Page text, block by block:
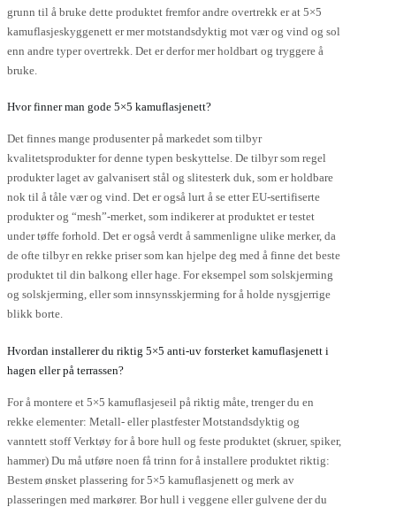
grunn til å bruke dette produktet fremfor andre overtrekk er at 5×5
kamuflasjeskyggenett er mer motstandsdyktig mot vær og vind og sol
enn andre typer overtrekk. Det er derfor mer holdbart og tryggere å
bruke.
Hvor finner man gode 5×5 kamuflasjenett?
Det finnes mange produsenter på markedet som tilbyr
kvalitetsprodukter for denne typen beskyttelse. De tilbyr som regel
produkter laget av galvanisert stål og slitesterk duk, som er holdbare
nok til å tåle vær og vind. Det er også lurt å se etter EU-sertifiserte
produkter og “mesh”-merket, som indikerer at produktet er testet
under tøffe forhold. Det er også verdt å sammenligne ulike merker, da
de ofte tilbyr en rekke priser som kan hjelpe deg med å finne det beste
produktet til din balkong eller hage. For eksempel som solskjerming
og solskjerming, eller som innsynsskjerming for å holde nysgjerrige
blikk borte.
Hvordan installerer du riktig 5×5 anti-uv forsterket kamuflasjenett i
hagen eller på terrassen?
For å montere et 5×5 kamuflasjeseil på riktig måte, trenger du en
rekke elementer: Metall- eller plastfester Motstandsdyktig og
vanntett stoff Verktøy for å bore hull og feste produktet (skruer, spiker,
hammer) Du må utføre noen få trinn for å installere produktet riktig:
Bestem ønsket plassering for 5×5 kamuflasjenett og merk av
plasseringen med markører. Bor hull i veggene eller gulvene der du